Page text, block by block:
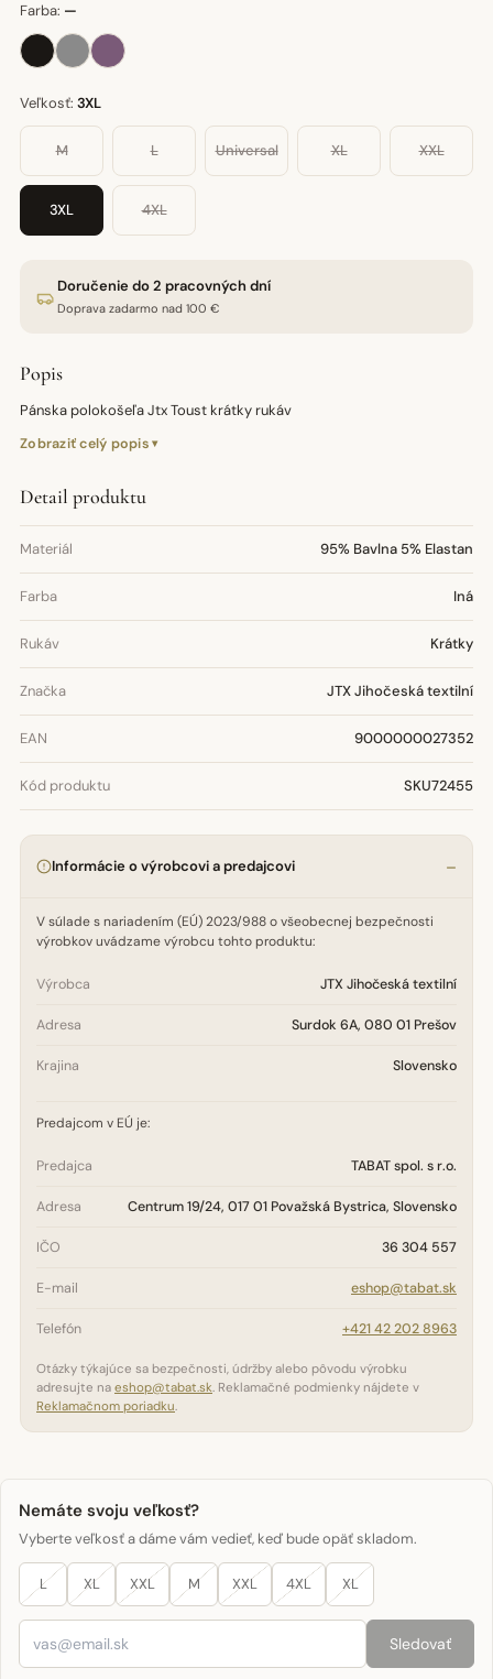
Farba: —
Veľkosť: 3XL
M L Universal XL XXL
3XL 4XL
Doručenie do 2 pracovných dní
Doprava zadarmo nad 100 €
Popis
Pánska polokošeľa Jtx Toust krátky rukáv
Zobraziť celý popis
Detail produktu
Materiál 95% Bavlna 5% Elastan
Farba Iná
Rukáv Krátky
Značka JTX Jihočeská textilní
EAN 9000000027352
Kód produktu SKU72455
Informácie o výrobcovi a predajcovi
V súlade s nariadením (EÚ) 2023/988 o všeobecnej bezpečnosti
výrobkov uvádzame výrobcu tohto produktu:
Výrobca JTX Jihočeská textilní
Adresa Surdok 6A, 080 01 Prešov
Krajina Slovensko
Predajcom v EÚ je:
Predajca TABAT spol. s r.o.
Adresa Centrum 19/24, 017 01 Považská Bystrica, Slovensko
IČO 36 304 557
E-mail eshop@tabat.sk
Telefón +421 42 202 8963
Otázky týkajúce sa bezpečnosti, údržby alebo pôvodu výrobku
adresujte na eshop@tabat.sk. Reklamačné podmienky nájdete v
Reklamačnom poriadku.
Nemáte svoju veľkosť?
Vyberte veľkosť a dáme vám vedieť, keď bude opäť skladom.
L XL XXL M XXL 4XL XL
Sledovať